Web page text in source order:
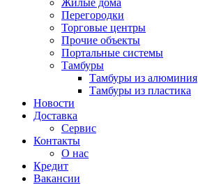
Жилые дома
Перегородки
Торговые центры
Прочие объекты
Портальные системы
Тамбуры
Тамбуры из алюминия
Тамбуры из пластика
Новости
Доставка
Сервис
Контакты
О нас
Кредит
Вакансии